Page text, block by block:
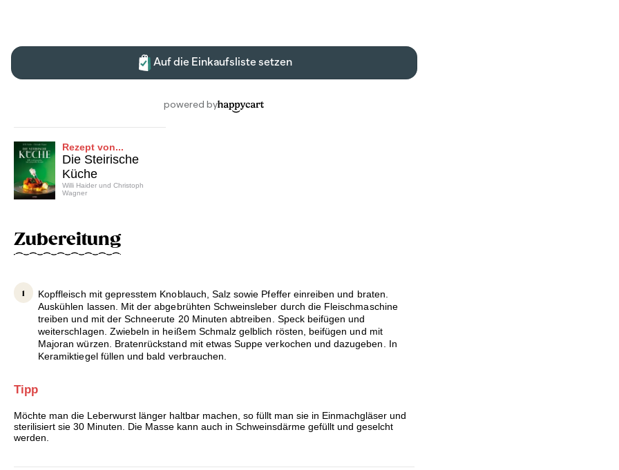
Rezept von...
Die Steirische
Küche
Willi Haider und Christoph
Wagner
Zubereitung
Kopffleisch mit gepresstem Knoblauch, Salz sowie Pfeffer einreiben und braten.
Auskühlen lassen. Mit der abgebrühten Schweinsleber durch die Fleischmaschine
treiben und mit der Schneerute 20 Minuten abtreiben. Speck beifügen und
weiterschlagen. Zwiebeln in heißem Schmalz gelblich rösten, beifügen und mit
Majoran würzen. Bratenrückstand mit etwas Suppe verkochen und dazugeben. In
Keramiktiegel füllen und bald verbrauchen.
Tipp
Möchte man die Leberwurst länger haltbar machen, so füllt man sie in Einmachgläser und
sterilisiert sie 30 Minuten. Die Masse kann auch in Schweinsdärme gefüllt und geselcht
werden.